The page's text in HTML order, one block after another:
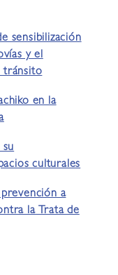
sensibilización
y el
tránsito
en la
culturales
a
la Trata de